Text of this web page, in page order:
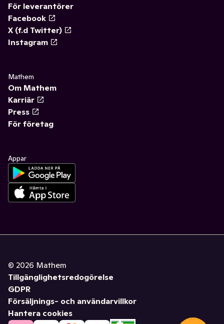
För leverantörer
Facebook
X (f.d Twitter)
Instagram
Mathem
Om Mathem
Karriär
Press
För företag
Appar
© 2026 Mathem
Tillgänglighetsredogörelse
GDPR
Försäljnings- och användarvillkor
Hantera cookies